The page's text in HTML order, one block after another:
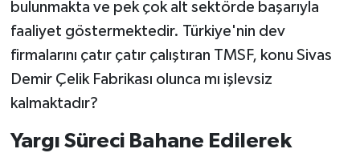
bulunmakta ve pek çok alt sektörde başarıyla
faaliyet göstermektedir. Türkiye'nin dev
firmalarını çatır çatır çalıştıran TMSF, konu Sivas
Demir Çelik Fabrikası olunca mı işlevsiz
kalmaktadır?
Yargı Süreci Bahane Edilerek